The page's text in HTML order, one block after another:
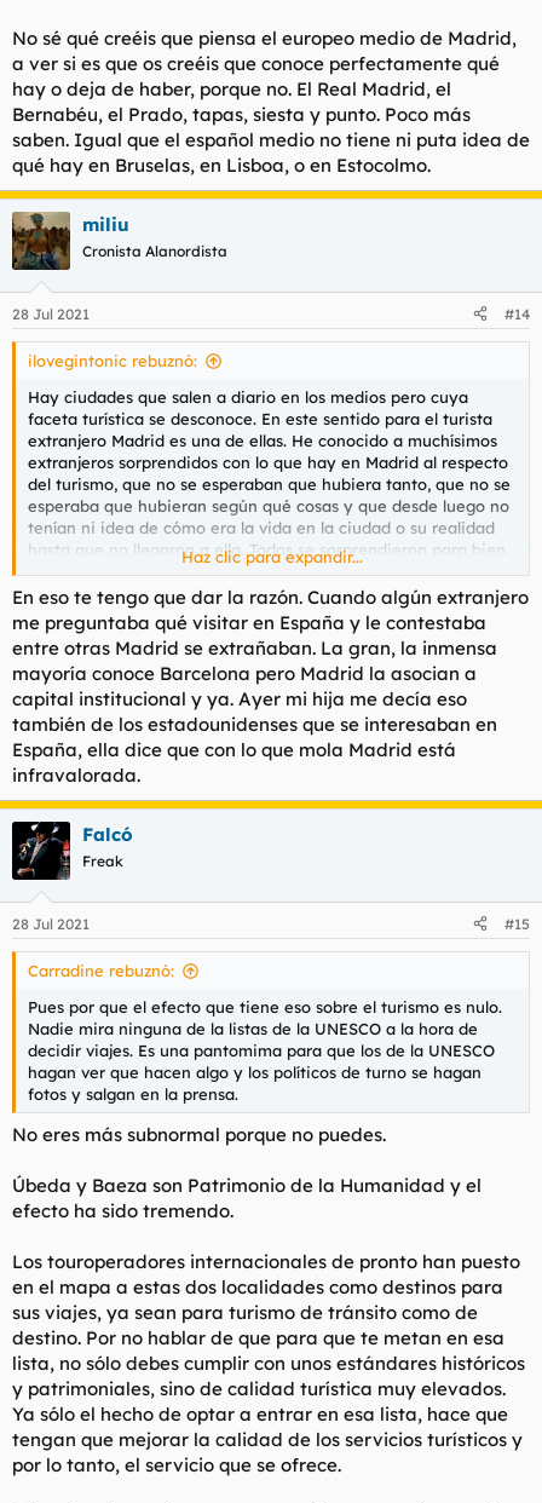
No sé qué creéis que piensa el europeo medio de Madrid,
a ver si es que os creéis que conoce perfectamente qué
hay o deja de haber, porque no. El Real Madrid, el
Bernabéu, el Prado, tapas, siesta y punto. Poco más
saben. Igual que el español medio no tiene ni puta idea de
qué hay en Bruselas, en Lisboa, o en Estocolmo.
miliu
Cronista Alanordista
28 Jul 2021 #14
ilovegintonic rebuznó:
Hay ciudades que salen a diario en los medios pero cuya
faceta turística se desconoce. En este sentido para el turista
extranjero Madrid es una de ellas. He conocido a muchísimos
extranjeros sorprendidos con lo que hay en Madrid al respecto
del turismo, que no se esperaban que hubiera tanto, que no se
esperaba que hubieran según qué cosas y que desde luego no
tenían ni idea de cómo era la vida en la ciudad o su realidad
hasta que no llegaron a ella. Todos se sorprendieron para bien,
y a todos les pareció que Madrid estaba infravalorada como
ciudad turística.
No sé qué creéis que piensa el europeo medio de Madrid, a ver
si es que os creéis que conoce perfectamente qué hay o deja
de haber, porque no. El Real Madrid, el Bernabéu, el Prado,
tapas, siesta y punto. Poco más saben. Igual que el español
medio no tiene ni puta idea de qué hay en Bruselas, en Lisboa,
o en Estocolmo.
Haz clic para expandir...
En eso te tengo que dar la razón. Cuando algún extranjero
me preguntaba qué visitar en España y le contestaba
entre otras Madrid se extrañaban. La gran, la inmensa
mayoría conoce Barcelona pero Madrid la asocian a
capital institucional y ya. Ayer mi hija me decía eso
también de los estadounidenses que se interesaban en
España, ella dice que con lo que mola Madrid está
infravalorada.
Falcó
Freak
28 Jul 2021 #15
Carradine rebuznó:
Pues por que el efecto que tiene eso sobre el turismo es nulo.
Nadie mira ninguna de la listas de la UNESCO a la hora de
decidir viajes. Es una pantomima para que los de la UNESCO
hagan ver que hacen algo y los políticos de turno se hagan
fotos y salgan en la prensa.
No eres más subnormal porque no puedes.
Úbeda y Baeza son Patrimonio de la Humanidad y el
efecto ha sido tremendo.
Los touroperadores internacionales de pronto han puesto
en el mapa a estas dos localidades como destinos para
sus viajes, ya sean para turismo de tránsito como de
destino. Por no hablar de que para que te metan en esa
lista, no sólo debes cumplir con unos estándares históricos
y patrimoniales, sino de calidad turística muy elevados.
Ya sólo el hecho de optar a entrar en esa lista, hace que
tengan que mejorar la calidad de los servicios turísticos y
por lo tanto, el servicio que se ofrece.